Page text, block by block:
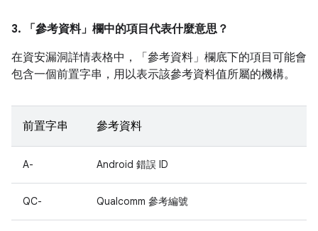
3. 「參考資料」 欄中的項目代表什麼意思？
在資安漏洞詳情表格中，「參考資料」 欄底下的項目可能會
包含一個前置字串，用以表示該參考資料值所屬的機構。
前置字串 參考資料
A- Android 錯誤 ID
QC- Qualcomm 參考編號